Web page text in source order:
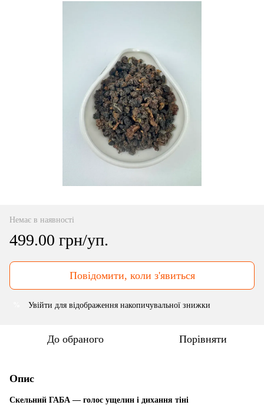
Немає в наявності
499.00 грн/уп.
Повідомити, коли з'явиться
Увійти для відображення накопичувальної знижки
До обраного Порівняти
Опис
Скельний ГАБА — голос ущелин і дихання тіні